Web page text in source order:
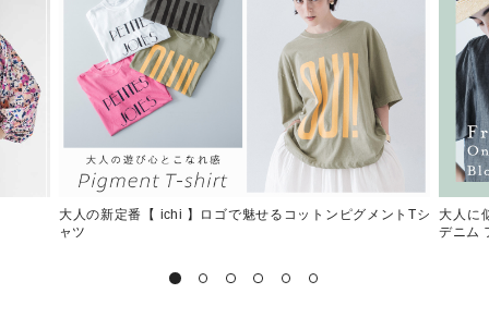
大人の新定番【 ichi 】ロゴで魅せるコットンピグメントTシ
ャツ
大人に
デニム